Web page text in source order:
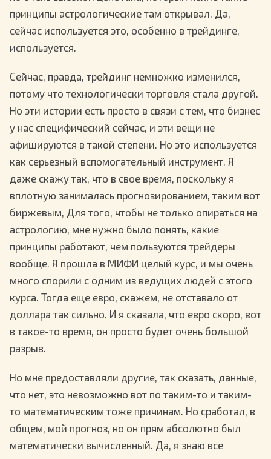
принципы астрологические там открывал. Да,
сейчас используется это, особенно в трейдинге,
используется.
Сейчас, правда, трейдинг немножко изменился,
потому что технологически торговля стала другой.
Но эти истории есть просто в связи с тем, что бизнес
у нас специфический сейчас, и эти вещи не
афишируются в такой степени. Но это используется
как серьезный вспомогательный инструмент. Я
даже скажу так, что в свое время, поскольку я
вплотную занималась прогнозированием, таким вот
биржевым, Для того, чтобы не только опираться на
астрологию, мне нужно было понять, какие
принципы работают, чем пользуются трейдеры
вообще. Я прошла в МИФИ целый курс, и мы очень
много спорили с одним из ведущих людей с этого
курса. Тогда еще евро, скажем, не отставало от
доллара так сильно. И я сказала, что евро скоро, вот
в такое-то время, он просто будет очень большой
разрыв.
Но мне предоставляли другие, так сказать, данные,
что нет, это невозможно вот по таким-то и таким-
то математическим тоже причинам. Но сработал, в
общем, мой прогноз, но он прям абсолютно был
математически вычисленный. Да, я знаю все